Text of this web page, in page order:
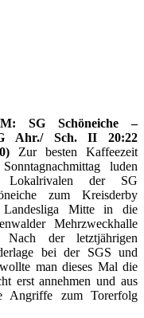
SG Schöneiche –
Ahr./ Sch. II 20:22
Zur besten Kaffeezeit
luden
Lokalrivalen der SG
zum Kreisderby
Mitte in die
Mehrzweckhalle
Nach der letztjährigen
bei der SGS und
man dieses Mal die
erst annehmen und aus
Angriffe zum Torerfolg